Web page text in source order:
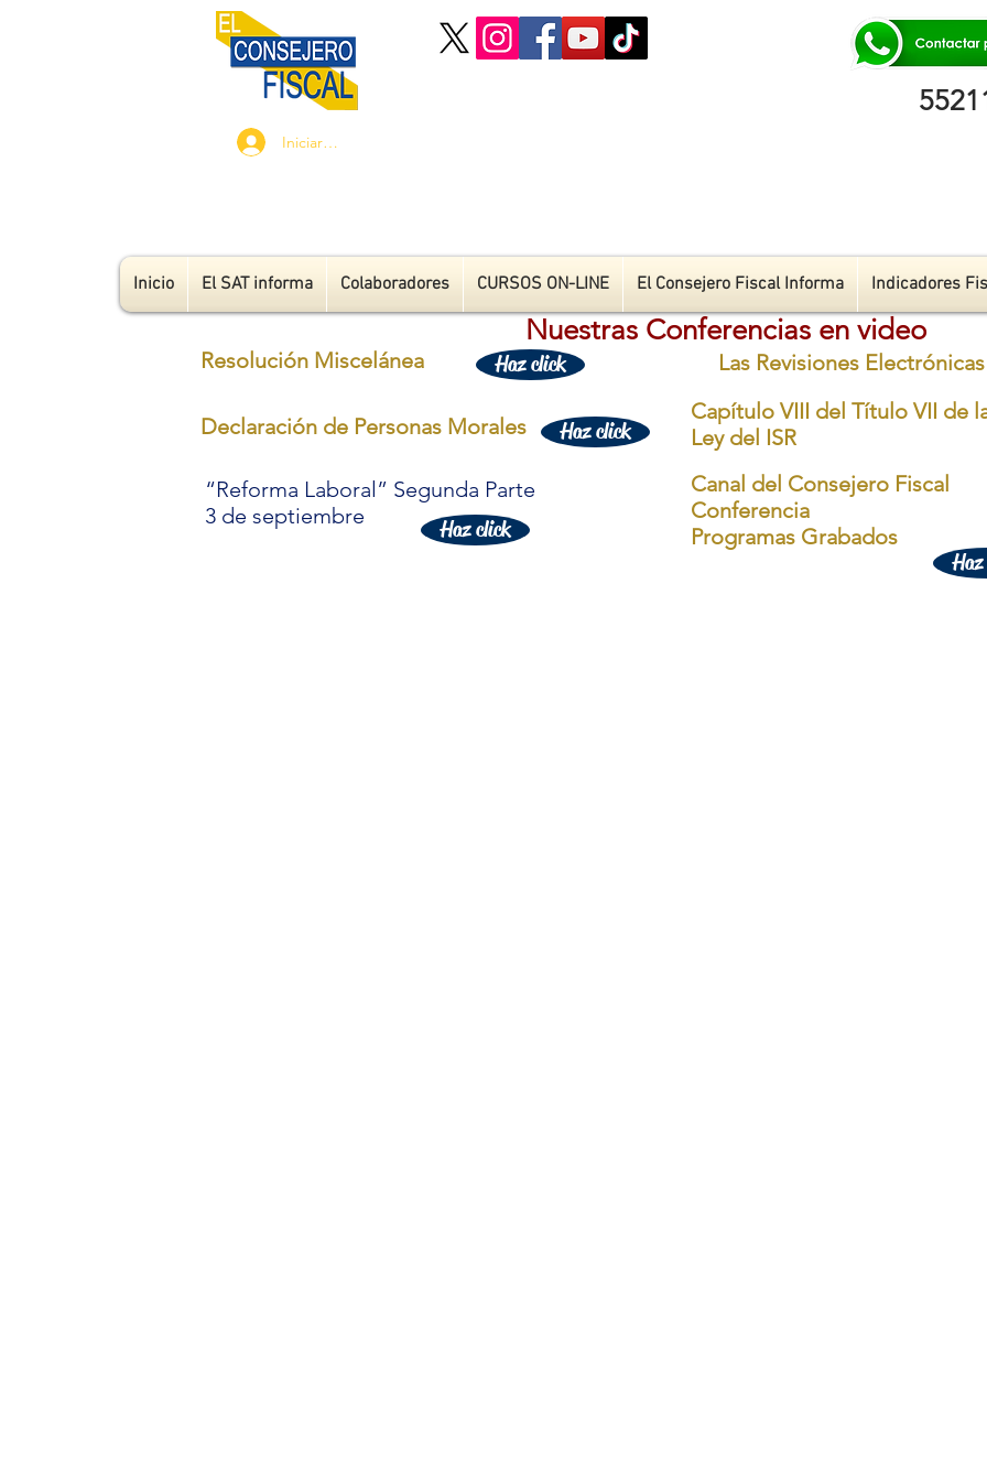
Iniciar sesión
Inicio El SAT informa Colaboradores CURSOS ON-LINE El Consejero Fiscal Informa Indicadores
Nuestras Conferencias en video
Resolución Miscelánea Haz click
Declaración de Personas Morales Haz click
“Reforma Laboral” Segunda Parte
3 de septiembre
Haz click
Las Revisiones Electrónicas
Capítulo VIII del Título VII de
Ley del ISR
Canal del Consejero Fiscal
Conferencia
Programas Grabados